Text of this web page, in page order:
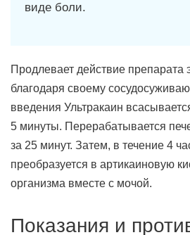
виде боли.
Продлевает действие препарата
благодаря своему
введения Ультракаин
5 минуты. Перерабатывается
за 25 минут. Затем, в течение 4
преобразуется в артикаиновую
организма вместе с мочой.
Показания и